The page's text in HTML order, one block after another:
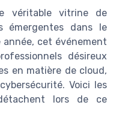
véritable vitrine de
émergentes dans le
cet événement
désireux
en matière de cloud,
Voici les
lors de ce